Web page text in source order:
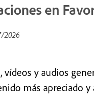
en
2026
vídeos y audios
más apreciado y